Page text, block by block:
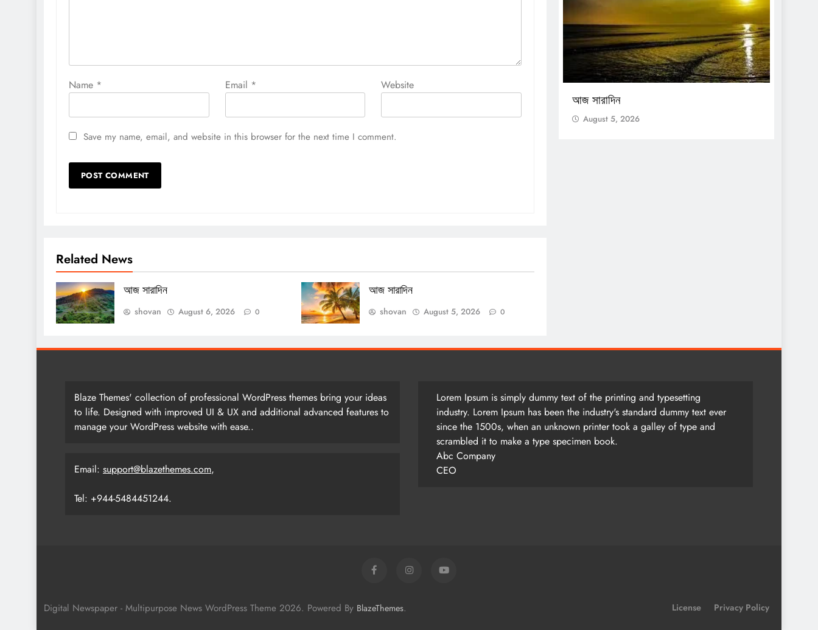
Name * Email * Website
Save my name, email, and website in this browser for the next time I comment.
Related News
আজ সারাদিন
shovan August 6, 2026 0
আজ সারাদিন
shovan August 5, 2026 0
আজ সারাদিন
August 5, 2026
Blaze Themes' collection of professional WordPress themes bring your ideas
to life. Designed with improved UI & UX and additional advanced features to
manage your WordPress website with ease..
Email: support@blazethemes.com,
Tel: +944-5484451244.
Lorem Ipsum is simply dummy text of the printing and typesetting
industry. Lorem Ipsum has been the industry's standard dummy text ever
since the 1500s, when an unknown printer took a galley of type and
scrambled it to make a type specimen book.
Abc Company
CEO
Digital Newspaper - Multipurpose News WordPress Theme 2026. Powered By BlazeThemes. License Privacy Policy